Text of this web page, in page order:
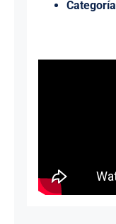
Categoría